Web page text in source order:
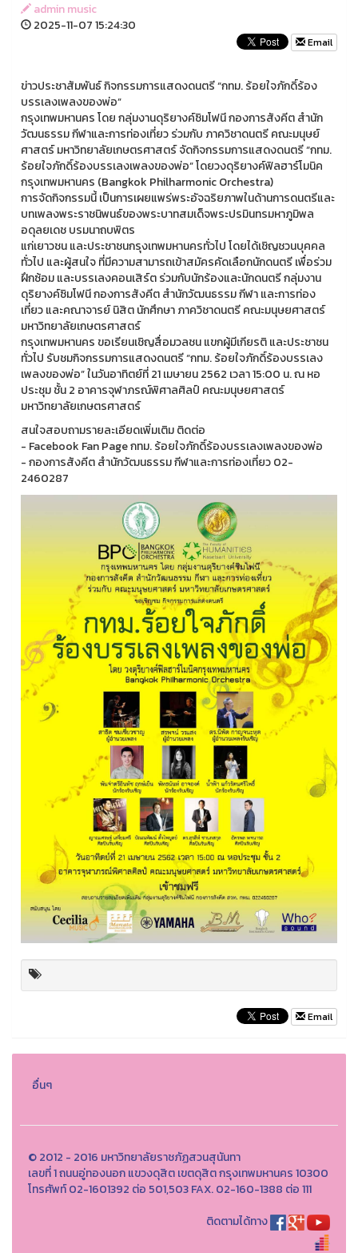
admin music
2025-11-07 15:24:30
Email
ข่าวประชาสัมพันธ์ กิจกรรมการแสดงดนตรี “กทม. ร้อยใจภักดิ์ร้อง
บรรเลงเพลงของพ่อ”
กรุงเทพมหานคร โดย กลุ่มงานดุริยางค์ซิมโฟนี กองการสังคีต สำนัก
วัฒนธรรม กีฬาและการท่องเที่ยว ร่วมกับ ภาควิชาดนตรี คณะมนุษย์
ศาสตร์ มหาวิทยาลัยเกษตรศาสตร์ จัดกิจกรรมการแสดงดนตรี “กทม.
ร้อยใจภักดิ์ร้องบรรเลงเพลงของพ่อ” โดยวงดุริยางค์ฟิลฮาร์โมนิค
กรุงเทพมหานคร (Bangkok Philharmonic Orchestra)
การจัดกิจกรรมนี้ เป็นการเผยแพร่พระอัจฉริยภาพในด้านการดนตรีและ
บทเพลงพระราชนิพนธ์ของพระบาทสมเด็จพระปรมินทรมหาภูมิพล
อดุลยเดช บรมนาถบพิตร
แก่เยาวชน และประชาชนกรุงเทพมหานครทั่วไป โดยได้เชิญชวนบุคคล
ทั่วไป และผู้สนใจ ที่มีความสามารถเข้าสมัครคัดเลือกนักดนตรี เพื่อร่วม
ฝึกซ้อม และบรรเลงคอนเสิร์ต ร่วมกับนักร้องและนักดนตรี กลุ่มงาน
ดุริยางค์ซิมโฟนี กองการสังคีต สำนักวัฒนธรรม กีฬา และการท่อง
เที่ยว และคณาจารย์ นิสิต นักศึกษา ภาควิชาดนตรี คณะมนุษยศาสตร์
มหาวิทยาลัยเกษตรศาสตร์
กรุงเทพมหานคร ขอเรียนเชิญสื่อมวลชน แขกผู้มีเกียรติ และประชาชน
ทั่วไป รับชมกิจกรรมการแสดงดนตรี “กทม. ร้อยใจภักดิ์ร้องบรรเลง
เพลงของพ่อ” ในวันอาทิตย์ที่ 21 เมษายน 2562 เวลา 15:00 น. ณ หอ
ประชุม ชั้น 2 อาคารจุฬาภรณ์พิศาลศิลป์ คณะมนุษยศาสตร์
มหาวิทยาลัยเกษตรศาสตร์
สนใจสอบถามรายละเอียดเพิ่มเติม ติดต่อ
- Facebook Fan Page กทม. ร้อยใจภักดิ์ร้องบรรเลงเพลงของพ่อ
- กองการสังคีต สำนักวัฒนธรรม กีฬาและการท่องเที่ยว 02-
2460287
Email
อื่นๆ
© 2012 - 2016 มหาวิทยาลัยราชภัฏสวนสุนันทา
เลขที่ 1 ถนนอู่ทองนอก แขวงดุสิต เขตดุสิต กรุงเทพมหานคร 10300
โทรศัพท์ 02-1601392 ต่อ 501,503 FAX. 02-160-1388 ต่อ 111
ติดตามได้ทาง